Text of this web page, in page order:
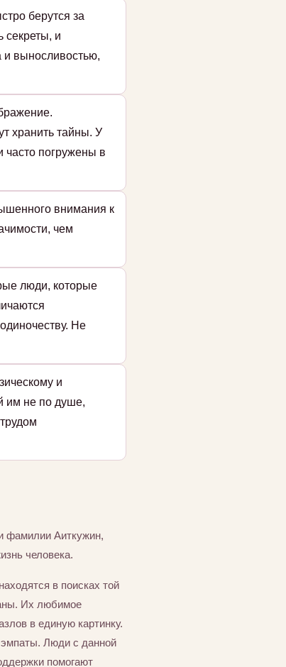
берутся за
секреты, и
и выносливостью,
хранить тайны. У
часто погружены в
внимания к
чем
люди, которые
Не
и
им не по душе,
фамилии Аиткужин,
человека.
в поисках той
Их любимое
в единую картинку.
эмпаты. Люди с данной
помогают